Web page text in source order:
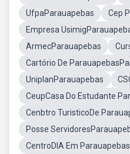
UfpaParauapebas
Cep
Empresa
ArmecParauapebas
Cartório De
UniplanParauapebas
CeupCasa Do Estudante
Cenbtro TuristicoDe
Posse
CentroDIA Em Parauapebas